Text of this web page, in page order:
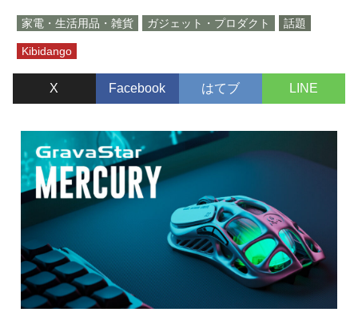
家電・生活用品・雑貨 ガジェット・プロダクト 話題
Kibidango
X Facebook はてブ LINE